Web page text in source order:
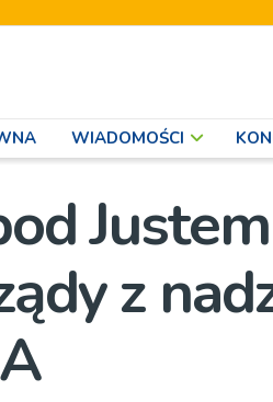
WIADOMOŚCI
z